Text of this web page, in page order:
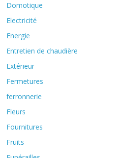
Domotique
Electricité
Energie
Entretien de chaudière
Extérieur
Fermetures
ferronnerie
Fleurs
Fournitures
Fruits